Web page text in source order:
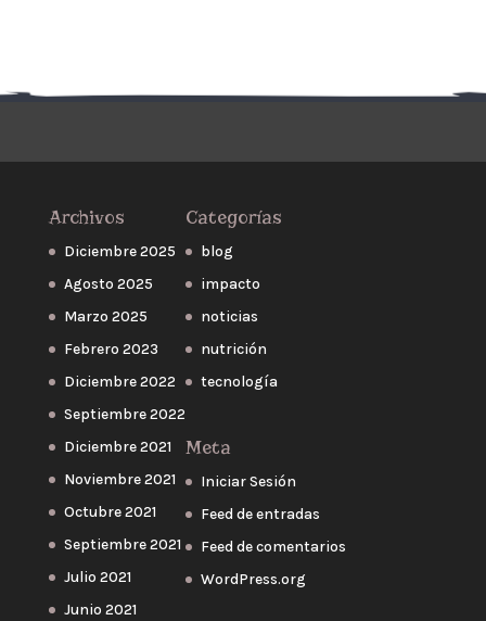
Archivos
Diciembre 2025
Agosto 2025
Marzo 2025
Febrero 2023
Diciembre 2022
Septiembre 2022
Diciembre 2021
Noviembre 2021
Octubre 2021
Septiembre 2021
Julio 2021
Junio 2021
Categorías
blog
impacto
noticias
nutrición
tecnología
Meta
Iniciar Sesión
Feed de entradas
Feed de comentarios
WordPress.org